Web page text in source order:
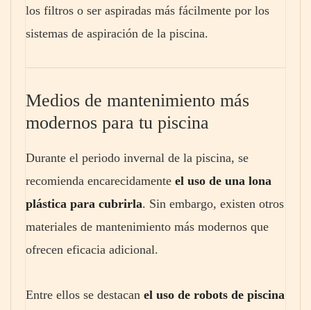
los filtros o ser aspiradas más fácilmente por los
sistemas de aspiración de la piscina.
Medios de mantenimiento más
modernos para tu piscina
Durante el periodo invernal de la piscina, se
recomienda encarecidamente el uso de una lona
plástica para cubrirla. Sin embargo, existen otros
materiales de mantenimiento más modernos que
ofrecen eficacia adicional.
Entre ellos se destacan el uso de robots de piscina